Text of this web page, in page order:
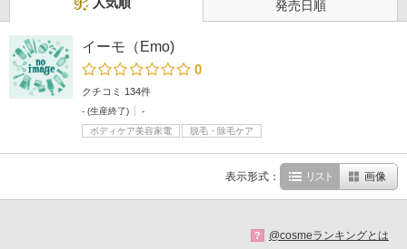
発売日順
イーモ（Emo)
0
クチコミ 134件
- (生産終了)
-
ボディケア美容家電
脱毛・除毛ケア
表示形式： リスト 画像
? @cosmeランキングとは